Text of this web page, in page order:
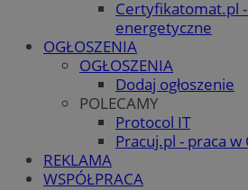
Certyfikatomat.pl
energetyczne
OGŁOSZENIA
OGŁOSZENIA
Dodaj ogłoszenie
POLECAMY
Protocol IT
Pracuj.pl - praca w
REKLAMA
WSPÓŁPRACA